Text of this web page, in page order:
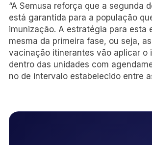
“A Semusa reforça que a segunda
está garantida para a população
imunização. A estratégia para esta
mesma da primeira fase, ou seja,
vacinação itinerantes vão aplicar o
dentro das unidades com
no de intervalo estabelecido entre